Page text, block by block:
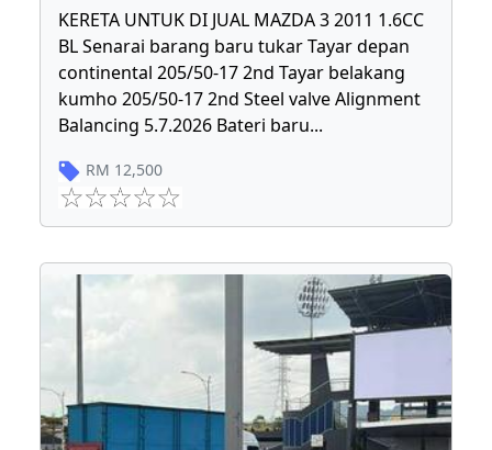
KERETA UNTUK DI JUAL MAZDA 3 2011 1.6CC
BL Senarai barang baru tukar Tayar depan
continental 205/50-17 2nd Tayar belakang
kumho 205/50-17 2nd Steel valve Alignment
Balancing 5.7.2026 Bateri baru...
RM 12,500